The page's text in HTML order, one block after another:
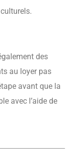
des
au loyer pas
avant que la
avec l’aide de